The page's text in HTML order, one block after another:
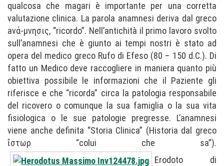
qualcosa che magari è importante per una corretta
valutazione clinica. La parola anamnesi deriva dal greco
aνά-μνησις, “ricordo”. Nell’antichità il primo lavoro svolto
sull’anamnesi che è giunto ai tempi nostri è stato ad
opera del medico greco Rufo di Efeso (80 – 150 d.C.). Di
fatto un Medico deve raccogliere in maniera quanto più
obiettiva possibile le informazioni che il Paziente gli
riferisce e che “ricorda” circa la patologia responsabile
del ricovero o comunque la sua famiglia o la sua vita
fisiologica o le sue patologie pregresse. L’anamnesi
viene anche definita “Storia Clinica” (Historia dal greco
ἴστωρ “colui che sa”).
Erodoto di